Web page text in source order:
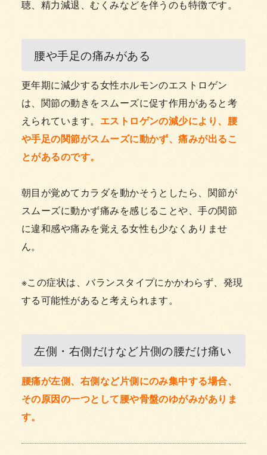
聴、精力減退、むくみなどを伴うのも特徴です。
腰や手足の痛みがある
更年期に減少する女性ホルモンのエストロゲン
は、関節の動きをスムーズに促す作用があると考
えられています。 エストロゲンの減少により、腰
や手足の関節がスムーズに動かず、痛みが出るこ
とがあるのです。
朝目が覚めてカラダを動かそうとしたら、関節が
スムーズに動かず痛みを感じることや、手の関節
に違和感や痛みを覚える女性も少なくありませ
ん。
※この症状は、バランスタイプにかかわらず、発現
する可能性があると考えられます。
左側・右側だけなど片側の腰だけ痛い
腰痛が左側、右側など片側にのみ集中する場合、
その原因の一つとして腰や骨盤のゆがみがありま
す。